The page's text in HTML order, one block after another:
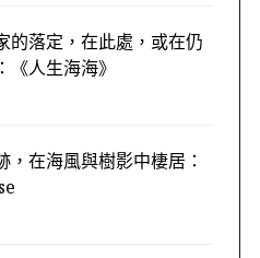
的落定，在此處，或在仍
《人生海海》
，在海風與樹影中棲居：